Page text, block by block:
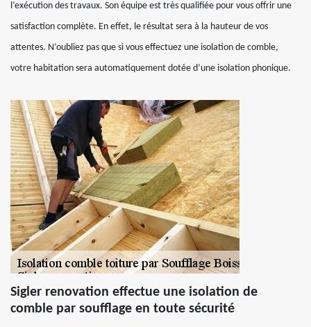
l’exécution des travaux. Son équipe est très qualifiée pour vous offrir une
satisfaction complète. En effet, le résultat sera à la hauteur de vos
attentes. N’oubliez pas que si vous effectuez une isolation de comble,
votre habitation sera automatiquement dotée d’une isolation phonique.
Sigler renovation effectue une isolation de
comble par soufflage en toute sécurité